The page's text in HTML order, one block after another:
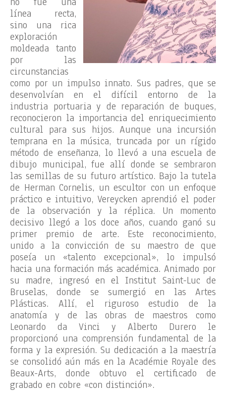
línea recta,
sino una rica
exploración
moldeada tanto
por las
circunstancias
como por un impulso innato. Sus padres, que se
desenvolvían en el difícil entorno de la
industria portuaria y de reparación de buques,
reconocieron la importancia del enriquecimiento
cultural para sus hijos. Aunque una incursión
temprana en la música, truncada por un rígido
método de enseñanza, lo llevó a una escuela de
dibujo municipal, fue allí donde se sembraron
las semillas de su futuro artístico. Bajo la tutela
de Herman Cornelis, un escultor con un enfoque
práctico e intuitivo, Vereycken aprendió el poder
de la observación y la réplica. Un momento
decisivo llegó a los doce años, cuando ganó su
primer premio de arte. Este reconocimiento,
unido a la convicción de su maestro de que
poseía un «talento excepcional», lo impulsó
hacia una formación más académica. Animado por
su madre, ingresó en el Institut Saint-Luc de
Bruselas, donde se sumergió en las Artes
Plásticas. Allí, el riguroso estudio de la
anatomía y de las obras de maestros como
Leonardo da Vinci y Alberto Durero le
proporcionó una comprensión fundamental de la
forma y la expresión. Su dedicación a la maestría
se consolidó aún más en la Académie Royale des
Beaux-Arts, donde obtuvo el certificado de
grabado en cobre «con distinción».